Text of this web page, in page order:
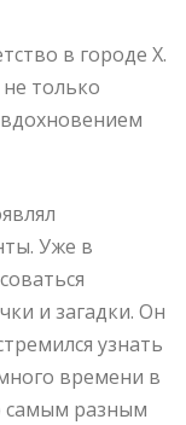
в городе Х.
только
Уже в
и загадки. Он
узнать
времени в
самым разным